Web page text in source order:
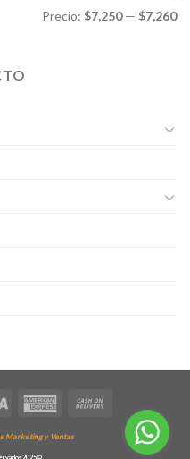
Precio: $7,250— $7,260
Marketing y Ventas